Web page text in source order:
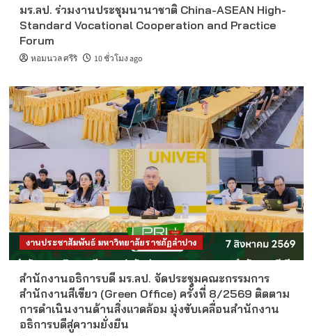
มร.ลป. ร่วมงานประชุมนานาชาติ China-ASEAN High-
Standard Vocational Cooperation and Practice
Forum
หอมนวล ศรีริ 10 ชั่วโมง ago
งานประชาสัมพันธ์ มหาวิทยาลัยราชภัฏลำปาง
สำนักงานอธิการบดี มร.ลป. จัดประชุมคณะกรรมการ
สำนักงานสีเขียว (Green Office) ครั้งที่ 8/2569 ติดตาม
การดำเนินงานด้านสิ่งแวดล้อม มุ่งขับเคลื่อนสำนักงาน
อธิการบดีสู่ความยั่งยืน